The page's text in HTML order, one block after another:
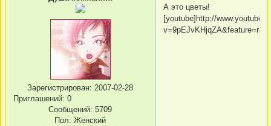
Зарегистрирован: 2007-02-28
Приглашений: 0
Сообщений: 5709
Пол: Женский
А это цветы!
[youtube]http://